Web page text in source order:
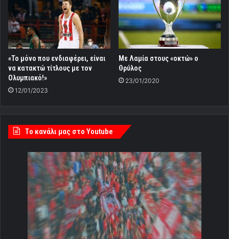
«Το μόνο που ενδιαφέρει, είναι
να κατακτώ τίτλους με τον
Ολυμπιακό!»
12/01/2023
Με Λαμία στους «οκτώ» ο
Θρύλος
23/01/2020
Tο κανάλι μας στο Youtube